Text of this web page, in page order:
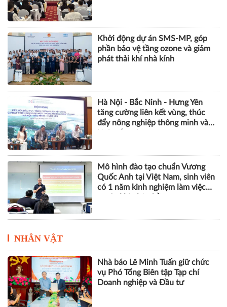
Khởi động dự án SMS-MP, góp
phần bảo vệ tầng ozone và giảm
phát thải khí nhà kính
Hà Nội - Bắc Ninh - Hưng Yên
tăng cường liên kết vùng, thúc
đẩy nông nghiệp thông minh và
Mô hình đào tạo chuẩn Vương
Quốc Anh tại Việt Nam, sinh viên
có 1 năm kinh nghiệm làm việc
NHÂN VẬT
Nhà báo Lê Minh Tuấn giữ chức
vụ Phó Tổng Biên tập Tạp chí
Doanh nghiệp và Đầu tư